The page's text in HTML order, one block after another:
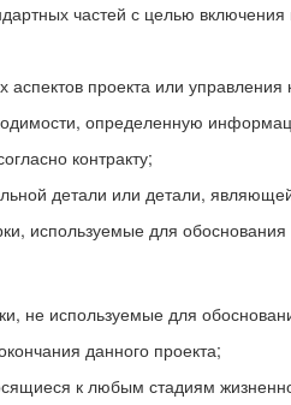
частей с целью включения
проекта или управления
определенную
контракту;
детали или детали,
используемые для
не используемые для
данного проекта;
к любым стадиям